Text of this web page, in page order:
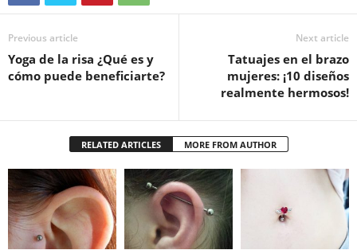
Previous article
Yoga de la risa ¿Qué es y
cómo puede beneficiarte?
Next article
Tatuajes en el brazo
mujeres: ¡10 diseños
realmente hermosos!
RELATED ARTICLES MORE FROM AUTHOR